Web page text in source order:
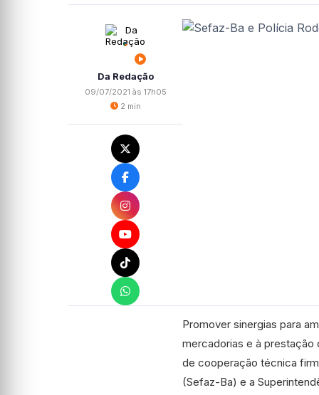
Da Redação
09/07/2021 às 17h05
2 min
Promover sinergias para
mercadorias e à
de cooperação técnica
(Sefaz-Ba) e a